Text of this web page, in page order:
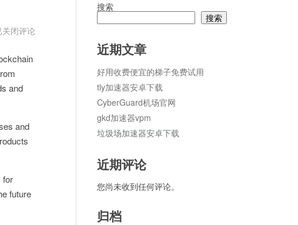
关闭评论
and
and
for
future
搜索
搜索
近期文章
好用收费便宜的梯子免费试用
tly加速器安卓下载
CyberGuard机场官网
gkd加速器vpm
垃圾场加速器安卓下载
近期评论
您尚未收到任何评论。
归档